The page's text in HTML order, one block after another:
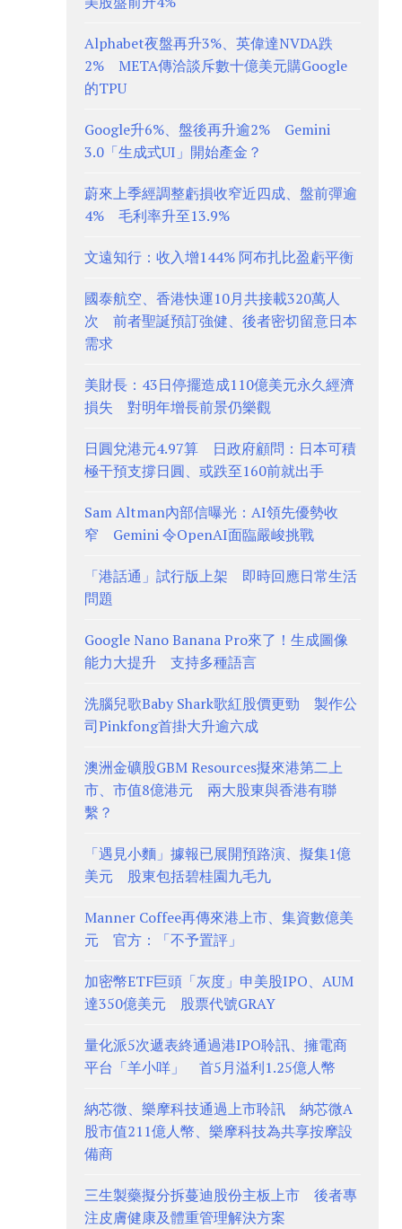
Alphabet夜盤再升3%、英偉達NVDA跌
2% META傳洽談斥數十億美元購Google
的TPU
Google升6%、盤後再升逾2% Gemini
3.0「生成式UI」開始產金？
蔚來上季經調整虧損收窄近四成、盤前彈逾
4% 毛利率升至13.9%
文遠知行：收入增144% 阿布扎比盈虧平衡
國泰航空、香港快運10月共接載320萬人
次 前者聖誕預訂強健、後者密切留意日本
需求
美財長：43日停擺造成110億美元永久經濟
損失 對明年增長前景仍樂觀
日圓兌港元4.97算 日政府顧問：日本可積
極干預支撐日圓、或跌至160前就出手
Sam Altman內部信曝光：AI領先優勢收
窄 Gemini 令OpenAI面臨嚴峻挑戰
「港話通」試行版上架 即時回應日常生活
問題
Google Nano Banana Pro來了！生成圖像
能力大提升 支持多種語言
洗腦兒歌Baby Shark歌紅股價更勁 製作公
司Pinkfong首掛大升逾六成
澳洲金礦股GBM Resources擬來港第二上
市、市值8億港元 兩大股東與香港有聯
繫？
「遇見小麵」據報已展開預路演、擬集1億
美元 股東包括碧桂園九毛九
Manner Coffee再傳來港上市、集資數億美
元 官方：「不予置評」
加密幣ETF巨頭「灰度」申美股IPO、AUM
達350億美元 股票代號GRAY
量化派5次遞表終通過港IPO聆訊、擁電商
平台「羊小咩」 首5月溢利1.25億人幣
納芯微、樂摩科技通過上市聆訊 納芯微A
股市值211億人幣、樂摩科技為共享按摩設
備商
三生製藥擬分拆蔓迪股份主板上市 後者專
注皮膚健康及體重管理解決方案